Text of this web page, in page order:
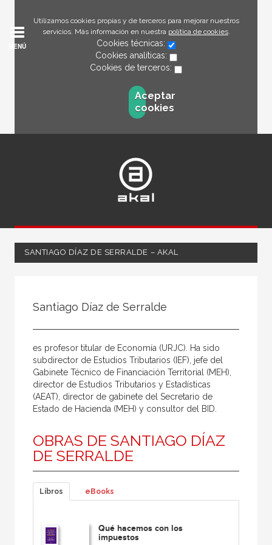
Utilizamos cookies propias y de terceros para mejorar nuestros
servicios. Más información en nuestra política de cookies.
Cookies técnicas:
Cookies analíticas:
Cookies de terceros:
Aceptar
cookies
MENÚ
SANTIAGO DÍAZ DE SERRALDE – AKAL
Coordinador
Editor
Editora
Escritora
Ilustrador
Prologuista
Traductora
Santiago Díaz de Serralde
es profesor titular de Economía (URJC). Ha sido
subdirector de Estudios Tributarios (IEF), jefe del
Gabinete Técnico de Financiación Territorial (MEH),
director de Estudios Tributarios y Estadísticas
(AEAT), director de gabinete del Secretario de
Estado de Hacienda (MEH) y consultor del BID.
OBRAS DE SANTIAGO DÍAZ
DE SERRALDE
Libros eBooks
Qué hacemos con los
impuestos